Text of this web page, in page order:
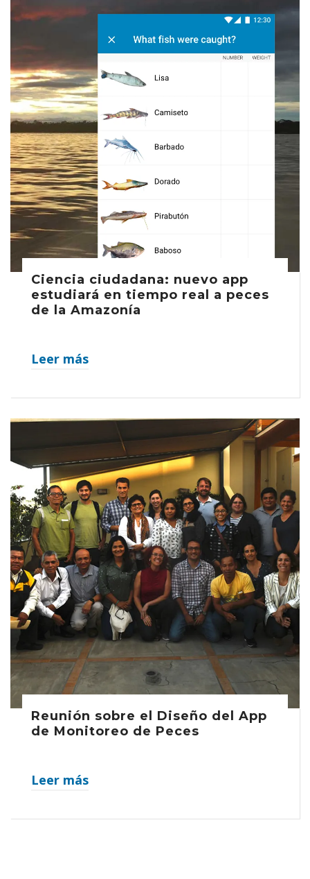
Ciencia ciudadana: nuevo app
estudiará en tiempo real a peces
de la Amazonía
Leer más
Reunión sobre el Diseño del App
de Monitoreo de Peces
Leer más